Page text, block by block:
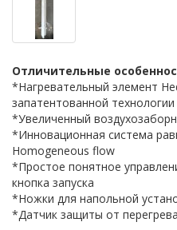
Отличительные
*Нагревательный элемент
запатентованной технологии
*Увеличенный
*Инновационная система
Homogeneous flow
*Простое понятное
кнопка запуска
*Ножки для напольной
*Датчик защиты от перегрева